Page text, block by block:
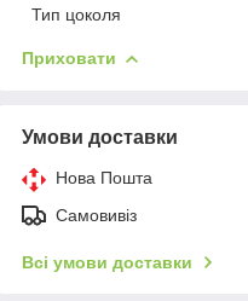
Тип цоколя
Приховати
Умови доставки
Нова Пошта
Самовивіз
Всі умови доставки